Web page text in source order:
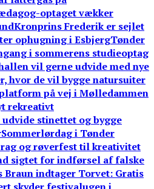
optaget vækker
Kronprins Frederik er sejlet
ophugning i EsbjergTønder
i sommerens studieoptag
vil gerne udvide med nye
hvor de vil bygge natursuiter
på vej i Mølledammen
rekreativt
stinettet og bygge
Sommerlørdag i Tønder
og røverfest til kreativitet
sigtet for indførsel af falske
Braun indtager Torvet: Gratis